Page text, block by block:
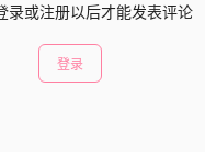
录或注册以后才能发表评论
登录